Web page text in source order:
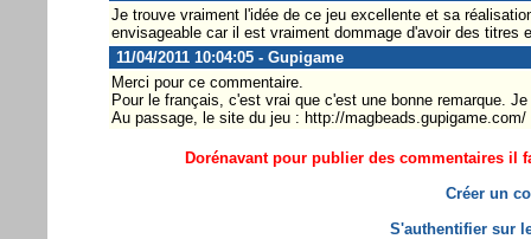
Je trouve vraiment l'idée de ce jeu excellente et sa
envisageable car il est vraiment dommage d'avoir des titres
11/04/2011 10:04:05 - Gupigame
Merci pour ce commentaire.
Pour le français, c'est vrai que c'est une bonne remarque.
Au passage, le site du jeu : http://magbeads.gupigame.com/
Dorénavant pour publier des commentaires il
Créer un
S'authentifier sur